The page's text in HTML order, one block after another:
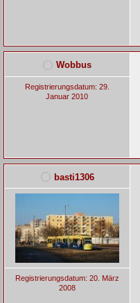
Wobbus
Registrierungsdatum: 29.
Januar 2010
basti1306
Registrierungsdatum: 20. März
2008